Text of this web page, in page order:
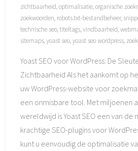
zichtbaarheid,optimalisatie,organische
zoekwoorden, robots.txt-bestandbeheer,
technische seo,titeltags,vindbaarheid,
sitemaps,yoast seo,yoast seo wordpress,
Yoast SEO voor WordPress: De
Zichtbaarheid Als het aankomt op
uw WordPress-website voor
een onmisbare tool. Met miljoenen
wereldwijd is Yoast SEO een van
krachtige SEO-plugins voor
kunt u eenvoudig de optimalisatie